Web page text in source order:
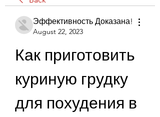
Эффективность Доказана!
August 22, 2023
Как приготовить
куриную грудку
для похудения в